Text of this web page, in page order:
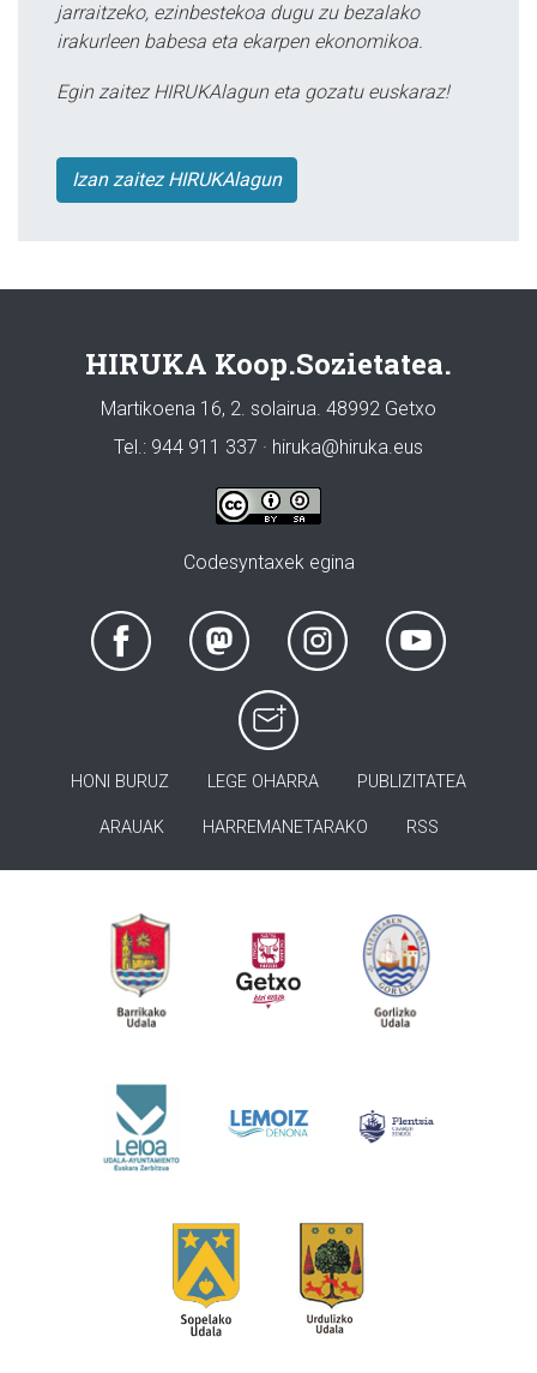
jarraitzeko, ezinbestekoa dugu zu bezalako
irakurleen babesa eta ekarpen ekonomikoa.
Egin zaitez HIRUKAlagun eta gozatu euskaraz!
Izan zaitez HIRUKAlagun
HIRUKA Koop.Sozietatea.
Martikoena 16, 2. solairua. 48992 Getxo
Tel.: 944 911 337 · hiruka@hiruka.eus
Codesyntaxek egina
HONI BURUZ LEGE OHARRA PUBLIZITATEA
ARAUAK HARREMANETARAKO RSS